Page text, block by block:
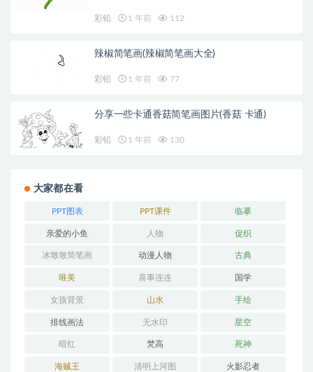
彩铅 1 年前 112
辣椒简笔画(辣椒简笔画大全)
彩铅 1 年前 77
分享一些卡通香菇简笔画图片(香菇 卡通)
彩铅 1 年前 130
大家都在看
PPT图表 PPT课件 临摹
亲爱的小鱼 人物 促织
冰墩墩简笔画 动漫人物 古典
唯美 喜事连连 国学
女孩背景 山水 手绘
排线画法 无水印 星空
暗红 梵高 死神
海贼王 清明上河图 火影忍者